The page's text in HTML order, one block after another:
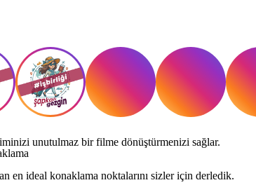
unutulmaz bir filme dönüştürmenizi sağlar.
en ideal konaklama noktalarını sizler için derledik.